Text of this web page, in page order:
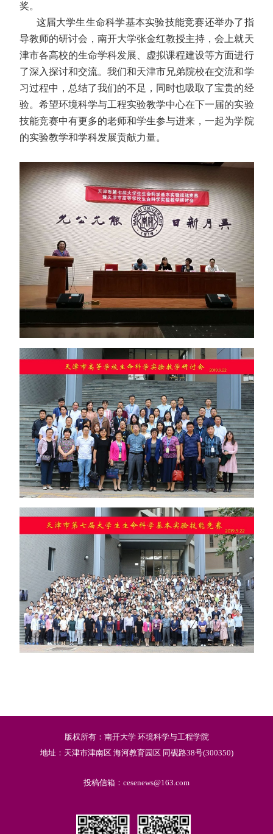
奖。
这届大学生生命科学基本实验技能竞赛还举办了指
导教师的研讨会，南开大学张金红教授主持，会上就天
津市各高校的生命学科发展、虚拟课程建设等方面进行
了深入探讨和交流。我们和天津市兄弟院校在交流和学
习过程中，总结了我们的不足，同时也吸取了宝贵的经
验。希望环境科学与工程实验教学中心在下一届的实验
技能竞赛中有更多的老师和学生参与进来，一起为学院
的实验教学和学科发展贡献力量。
版权所有：南开大学 环境科学与工程学院
地址：天津市津南区 海河教育园区 同砚路38号(300350)
投稿信箱：cesenews@163.com